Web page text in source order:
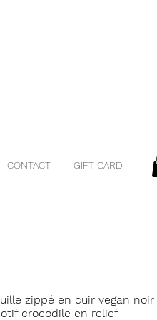
CONTACT GIFT CARD
zippé en cuir vegan noir
crocodile en relief